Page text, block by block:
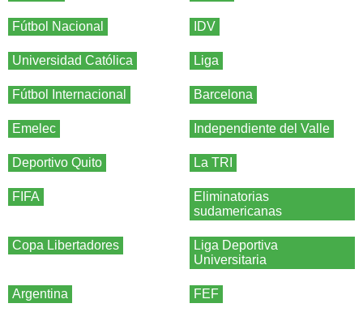
Fútbol Nacional IDV
Universidad Católica Liga
Fútbol Internacional Barcelona
Emelec Independiente del Valle
Deportivo Quito La TRI
FIFA
Eliminatorias
sudamericanas
Copa Libertadores
Liga Deportiva
Universitaria
Argentina FEF